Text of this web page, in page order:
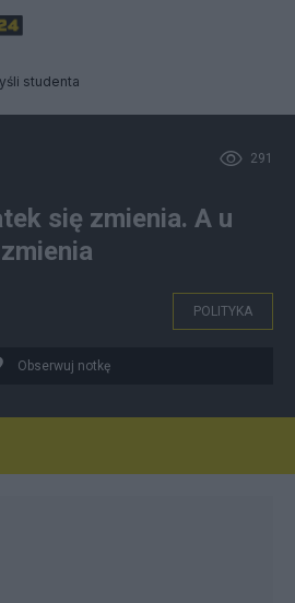
studenta
291
się zmienia. A u
POLITYKA
Obserwuj notkę